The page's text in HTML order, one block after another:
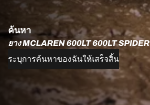
ค้นหา
ยาง MCLAREN 600LT 600LT SPIDER
ระบุการค้นหาของฉันให้เสร็จสิ้น